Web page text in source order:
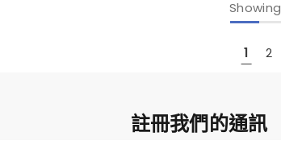
Showing
1 2
註冊我們的通訊